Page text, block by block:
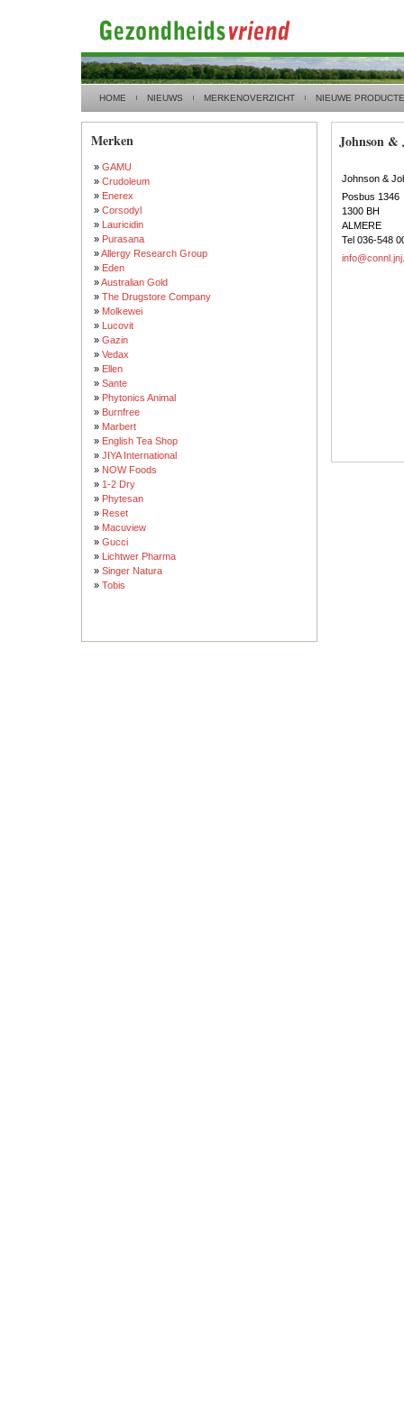
HOME NIEUWS MERKENOVERZICHT NIEUWE
Merken
» GAMU
» Crudoleum
» Enerex
» Corsodyl
» Lauricidin
» Purasana
»Allergy Research Group
» Eden
»Australian Gold
» The Drugstore Company
» Molkewei
» Lucovit
» Gazin
» Vedax
» Ellen
» Sante
» Phytonics Animal
» Burnfree
» Marbert
» English Tea Shop
» JIYA International
» NOW Foods
» 1-2 Dry
» Phytesan
» Reset
» Macuview
» Gucci
» Lichtwer Pharma
» Singer Natura
» Tobis
Johnson &
Johnson &
Posbus 1346
1300 BH
ALMERE
Tel 036-548